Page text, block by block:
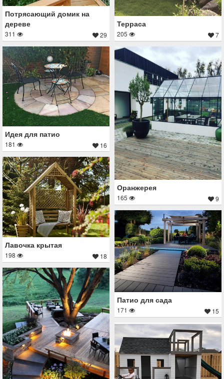
Потрясающий домик на
дереве
311 29
Терраса
205 7
Оранжерея
165 9
Идея для патио
181 16
Лавочка крытая
198 18
Патио для сада
171 15